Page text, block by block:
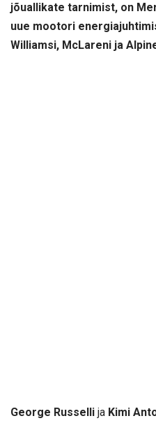
jõuallikate tarnimist, on
uue mootori
Williamsi, McLareni ja
George Russelli ja Kimi